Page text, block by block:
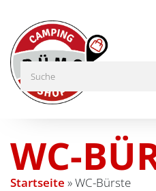
WC-
Startseite »WC-Bürste